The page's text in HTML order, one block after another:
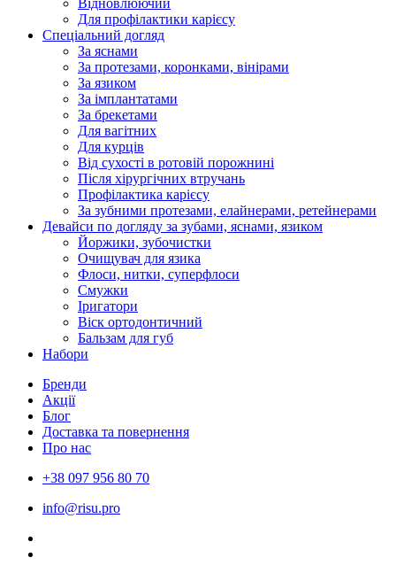
Відновлюючий
Для профілактики карієсу
Спеціальний догляд
За яснами
За протезами, коронками, вінірами
За язиком
За імплантатами
За брекетами
Для вагітних
Для курців
Від сухості в ротовій порожнині
Після хірургічних втручань
Профілактика карієсу
За зубними протезами, елайнерами, ретейнерами
Девайси по догляду за зубами, яснами, язиком
Йоржики, зубочистки
Очищувач для язика
Флоси, нитки, суперфлоси
Смужки
Іригатори
Віск ортодонтичний
Бальзам для губ
Набори
Бренди
Акції
Блог
Доставка та повернення
Про нас
+38 097 956 80 70
info@risu.pro